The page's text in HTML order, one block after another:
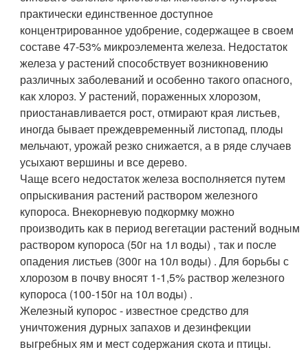
практически единственное доступное
концентрированное удобрение, содержащее в своем
составе 47-53% микроэлемента железа. Недостаток
железа у растений способствует возникновению
различных заболеваний и особенно такого опасного,
как хлороз. У растений, пораженных хлорозом,
приостанавливается рост, отмирают края листьев,
иногда бывает преждевременный листопад, плоды
мельчают, урожай резко снижается, а в ряде случаев
усыхают вершины и все дерево.
Чаще всего недостаток железа восполняется путем
опрыскивания растений раствором железного
купороса. Внекорневую подкормку можно
производить как в период вегетации растений водным
раствором купороса (50г на 1л воды) , так и после
опадения листьев (300г на 10л воды) . Для борьбы с
хлорозом в почву вносят 1-1,5% раствор железного
купороса (100-150г на 10л воды) .
Железный купорос - известное средство для
уничтожения дурных запахов и дезинфекции
выгребных ям и мест содержания скота и птицы.